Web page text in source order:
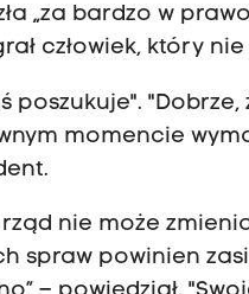
„za bardzo w
człowiek, który
poszukuje".
momencie
nie może
spraw powinien